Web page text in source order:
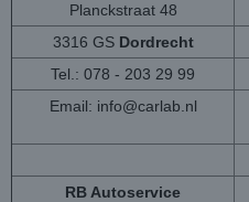
Planckstraat 48
3316 GS Dordrecht
Tel.: 078 - 203 29 99
Email: info@carlab.nl
RB Autoservice